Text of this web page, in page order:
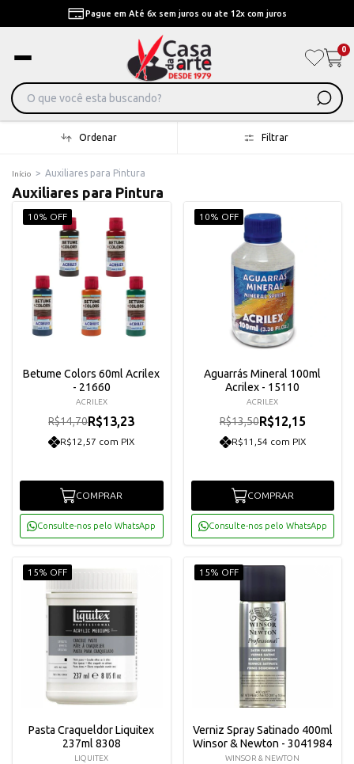
Pague em Até 6x sem juros ou ate 12x com juros
0
Ordenar Filtrar
Início > Auxiliares para Pintura
Auxiliares para Pintura
10% OFF
Betume Colors 60ml Acrilex
- 21660
ACRILEX
R$14,70R$13,23
R$12,57 com PIX
COMPRAR
Consulte-nos pelo WhatsApp
10% OFF
Aguarrás Mineral 100ml
Acrilex - 15110
ACRILEX
R$13,50R$12,15
R$11,54 com PIX
COMPRAR
Consulte-nos pelo WhatsApp
15% OFF
Pasta Craqueldor Liquitex
237ml 8308
LIQUITEX
15% OFF
Verniz Spray Satinado 400ml
Winsor & Newton - 3041984
WINSOR & NEWTON